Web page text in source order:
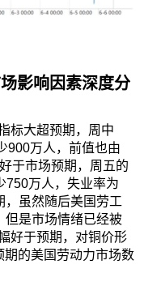
影响因素深度分
标大超预期，周中
900万人，前值也由
于市场预期，周五的
750万人，失业率为
，虽然随后美国劳工
但是市场情绪已经被
好于预期，对铜价形
的美国劳动力市场数